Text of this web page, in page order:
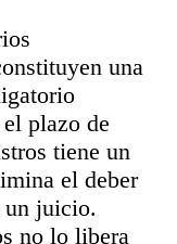
una
plazo de
tiene un
el deber
un juicio.
no lo libera